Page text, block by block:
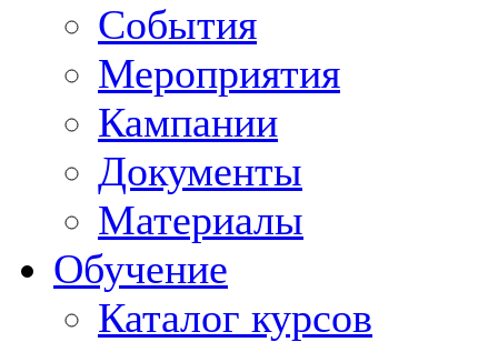
События
Мероприятия
Кампании
Документы
Материалы
Обучение
Каталог курсов